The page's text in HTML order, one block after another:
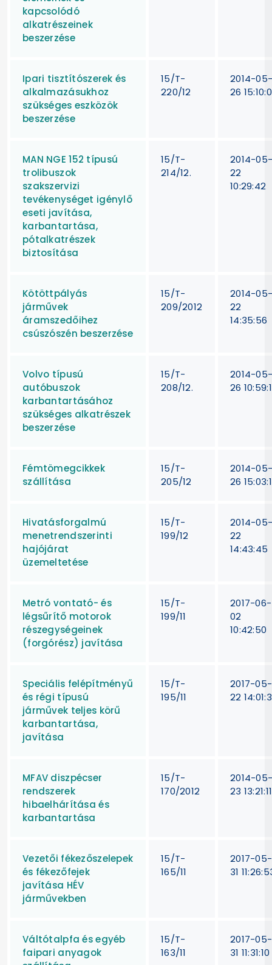
kapcsolódó
alkatrészeinek
beszerzése
Ipari tisztítószerek és
alkalmazásukhoz
szükséges eszközök
beszerzése
15/T-
220/12
2014-
26
MAN NGE 152 típusú
trolibuszok
szakszervizi
tevékenységet igénylő
eseti javítása,
karbantartása,
pótalkatrészek
biztosítása
15/T-
214/12.
2014-
22
10:29:42
Kötöttpályás
járművek
áramszedőihez
csúszószén beszerzése
15/T-
209/2012
2014-
22
14:35:56
Volvo típusú
autóbuszok
karbantartásához
szükséges alkatrészek
beszerzése
15/T-
208/12.
2014-
26
Fémtömegcikkek
szállítása
15/T-
205/12
2014-
26
Hivatásforgalmú
menetrendszerinti
hajójárat
üzemeltetése
15/T-
199/12
2014-
22
14:43:45
Metró vontató- és
légsűrítő motorok
részegységeinek
(forgórész) javítása
15/T-
199/11
2017-06-
02
10:42:50
Speciális felépítményű
és régi típusú
járművek teljes körű
karbantartása,
javítása
15/T-
195/11
2017-05-
22
MFAV diszpécser
rendszerek
hibaelhárítása és
karbantartása
15/T-
170/2012
2014-
23 13:21:11
Vezetői fékezőszelepek
és fékezőfejek
javítása HÉV
járművekben
15/T-
165/11
2017-05-
31
Váltótalpfa és egyéb
faipari anyagok
15/T-
163/11
2017-05-
31 11:31:10